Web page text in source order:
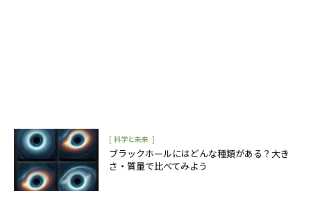
[ 科学と未来 ]
ブラックホールにはどんな種類がある？大き
さ・質量で比べてみよう